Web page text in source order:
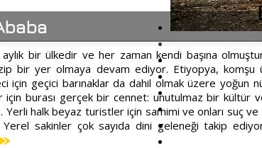
bir ülkedir ve her zaman kendi başına
bir yer olmaya devam ediyor. Etiyopya, komşu
için geçici barınaklar da dahil olmak üzere yoğun
için burası gerçek bir cennet: unutulmaz bir kültür
Yerli halk beyaz turistler için samimi ve onları suç ve
sakinler çok sayıda dini geleneği takip